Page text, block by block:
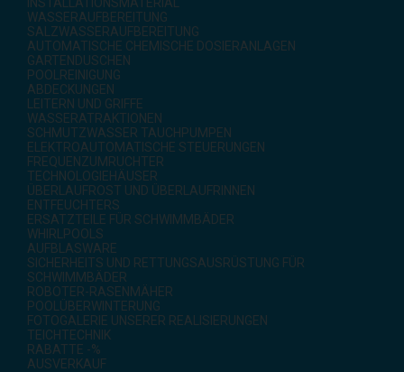
WASSERAUFBEREITUNG
SALZWASSERAUFBEREITUNG
AUTOMATISCHE CHEMISCHE DOSIERANLAGEN
GARTENDUSCHEN
POOLREINIGUNG
ABDECKUNGEN
LEITERN UND GRIFFE
WASSERATRAKTIONEN
SCHMUTZWASSER TAUCHPUMPEN
ELEKTROAUTOMATISCHE STEUERUNGEN
FREQUENZUMRUCHTER
TECHNOLOGIEHÄUSER
ÜBERLAUFROST UND ÜBERLAUFRINNEN
ENTFEUCHTERS
ERSATZTEILE FÜR SCHWIMMBÄDER
WHIRLPOOLS
AUFBLASWARE
SICHERHEITS UND RETTUNGSAUSRÜSTUNG FÜR
SCHWIMMBÄDER
ROBOTER-RASENMÄHER
POOLÜBERWINTERUNG
FOTOGALERIE UNSERER REALISIERUNGEN
TEICHTECHNIK
RABATTE -%
AUSVERKAUF